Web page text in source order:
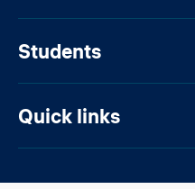
Students
Quick links